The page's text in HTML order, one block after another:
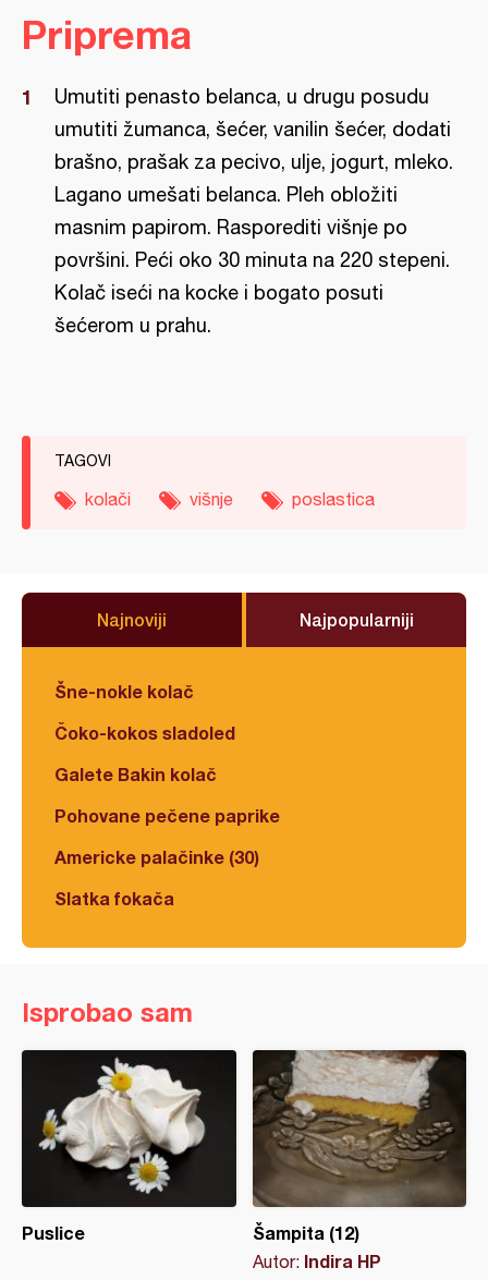
Priprema
Umutiti penasto belanca, u drugu posudu
umutiti žumanca, šećer, vanilin šećer, dodati
brašno, prašak za pecivo, ulje, jogurt, mleko.
Lagano umešati belanca. Pleh obložiti
masnim papirom. Rasporediti višnje po
površini. Peći oko 30 minuta na 220 stepeni.
Kolač iseći na kocke i bogato posuti
šećerom u prahu.
TAGOVI
kolači višnje poslastica
Najnoviji Najpopularniji
Šne-nokle kolač
Čoko-kokos sladoled
Galete Bakin kolač
Pohovane pečene paprike
Americke palačinke (30)
Slatka fokača
Isprobao sam
Puslice Šampita (12)
Autor: Indira HP